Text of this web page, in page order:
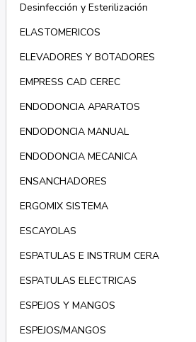
Desinfección y Esterilización
ELASTOMERICOS
ELEVADORES Y BOTADORES
EMPRESS CAD CEREC
ENDODONCIA APARATOS
ENDODONCIA MANUAL
ENDODONCIA MECANICA
ENSANCHADORES
ERGOMIX SISTEMA
ESCAYOLAS
ESPATULAS E INSTRUM CERA
ESPATULAS ELECTRICAS
ESPEJOS Y MANGOS
ESPEJOS/MANGOS